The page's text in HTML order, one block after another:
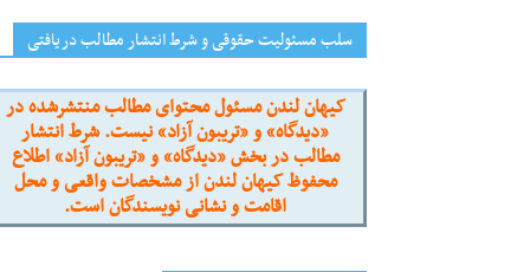
سلب مسئولیت حقوقی و شرط انتشار مطالب دریافتی
کیهان لندن مسئول محتوای مطالب منتشرشده در
«دیدگاه» و «تریبون آزاد» نیست. شرط انتشار
مطالب در بخش «دیدگاه» و «تریبون آزاد» اطلاع
محفوظ کیهان لندن از مشخصات واقعی و محل
اقامت و نشانی نویسندگان است.